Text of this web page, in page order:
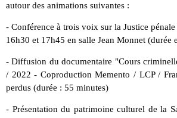
autour des animations suivantes :
- Conférence à trois voix sur la Justice pénale
16h30 et 17h45 en salle Jean Monnet (durée
- Diffusion du documentaire "Cours
/ 2022 - Coproduction Memento / LCP /
perdus (durée : 55 minutes)
- Présentation du patrimoine culturel de la